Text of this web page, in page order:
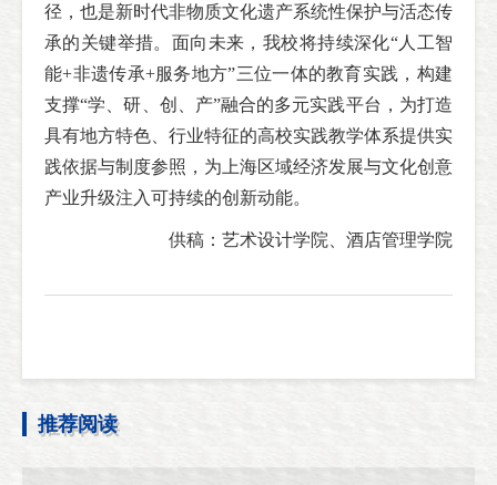
径，也是新时代非物质文化遗产系统性保护与活态传
承的关键举措。面向未来，我校将持续深化“人工智
能+非遗传承+服务地方”三位一体的教育实践，构建
支撑“学、研、创、产”融合的多元实践平台，为打造
具有地方特色、行业特征的高校实践教学体系提供实
践依据与制度参照，为上海区域经济发展与文化创意
产业升级注入可持续的创新动能。
供稿：艺术设计学院、酒店管理学院
推荐阅读